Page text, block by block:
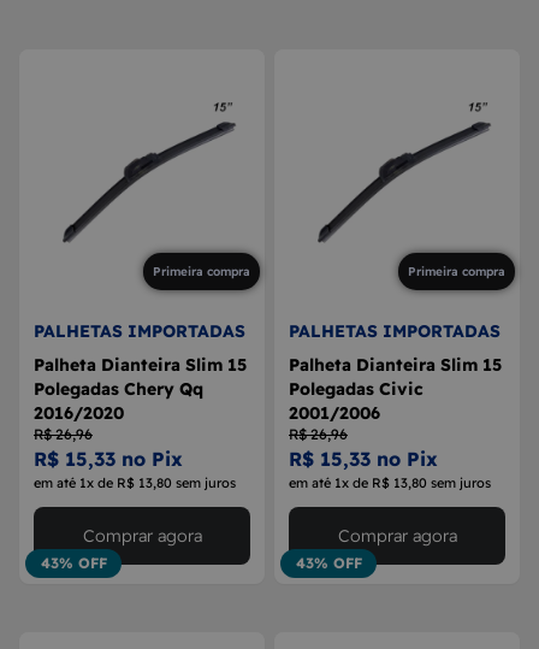
Primeira compra
PALHETAS IMPORTADAS
Palheta Dianteira Slim 15
Polegadas Chery Qq
2016/2020
R$ 26,96
R$ 15,33 no Pix
em até 1x de R$ 13,80 sem juros
43% OFF
Comprar agora
Primeira compra
PALHETAS IMPORTADAS
Palheta Dianteira Slim 15
Polegadas Civic
2001/2006
R$ 26,96
R$ 15,33 no Pix
em até 1x de R$ 13,80 sem juros
43% OFF
Comprar agora